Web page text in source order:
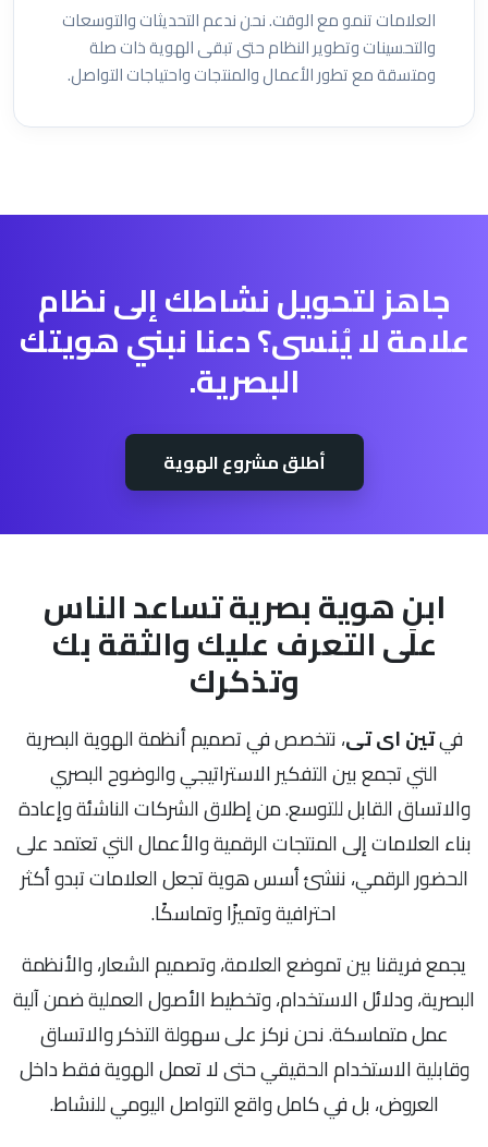
العلامات تنمو مع الوقت. نحن ندعم التحديثات والتوسعات
والتحسينات وتطوير النظام حتى تبقى الهوية ذات صلة
ومتسقة مع تطور الأعمال والمنتجات واحتياجات التواصل.
جاهز لتحويل نشاطك إلى نظام
علامة لا يُنسى؟ دعنا نبني هويتك
البصرية.
أطلق مشروع الهوية
ابنِ هوية بصرية تساعد الناس
على التعرف عليك والثقة بك
وتذكرك
فيتين اى تى، نتخصص في تصميم أنظمة الهوية البصرية
التي تجمع بين التفكير الاستراتيجي والوضوح البصري
والاتساق القابل للتوسع. من إطلاق الشركات الناشئة وإعادة
بناء العلامات إلى المنتجات الرقمية والأعمال التي تعتمد على
الحضور الرقمي، ننشئ أسس هوية تجعل العلامات تبدو أكثر
احترافية وتميزًا وتماسكًا.
يجمع فريقنا بين تموضع العلامة، وتصميم الشعار، والأنظمة
البصرية، ودلائل الاستخدام، وتخطيط الأصول العملية ضمن آلية
عمل متماسكة. نحن نركز على سهولة التذكر والاتساق
وقابلية الاستخدام الحقيقي حتى لا تعمل الهوية فقط داخل
العروض، بل في كامل واقع التواصل اليومي للنشاط.